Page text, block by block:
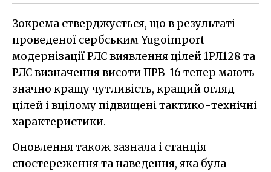
Зокрема стверджується, що в результаті
проведеної сербським Yugoimport
модернізації РЛС виявлення цілей 1РЛ128 та
РЛС визначення висоти ПРВ-16 тепер мають
значно кращу чутливість, кращий огляд
цілей і вцілому підвищені тактико-технічні
характеристики.
Оновлення також зазнала і станція
спостереження та наведення, яка була